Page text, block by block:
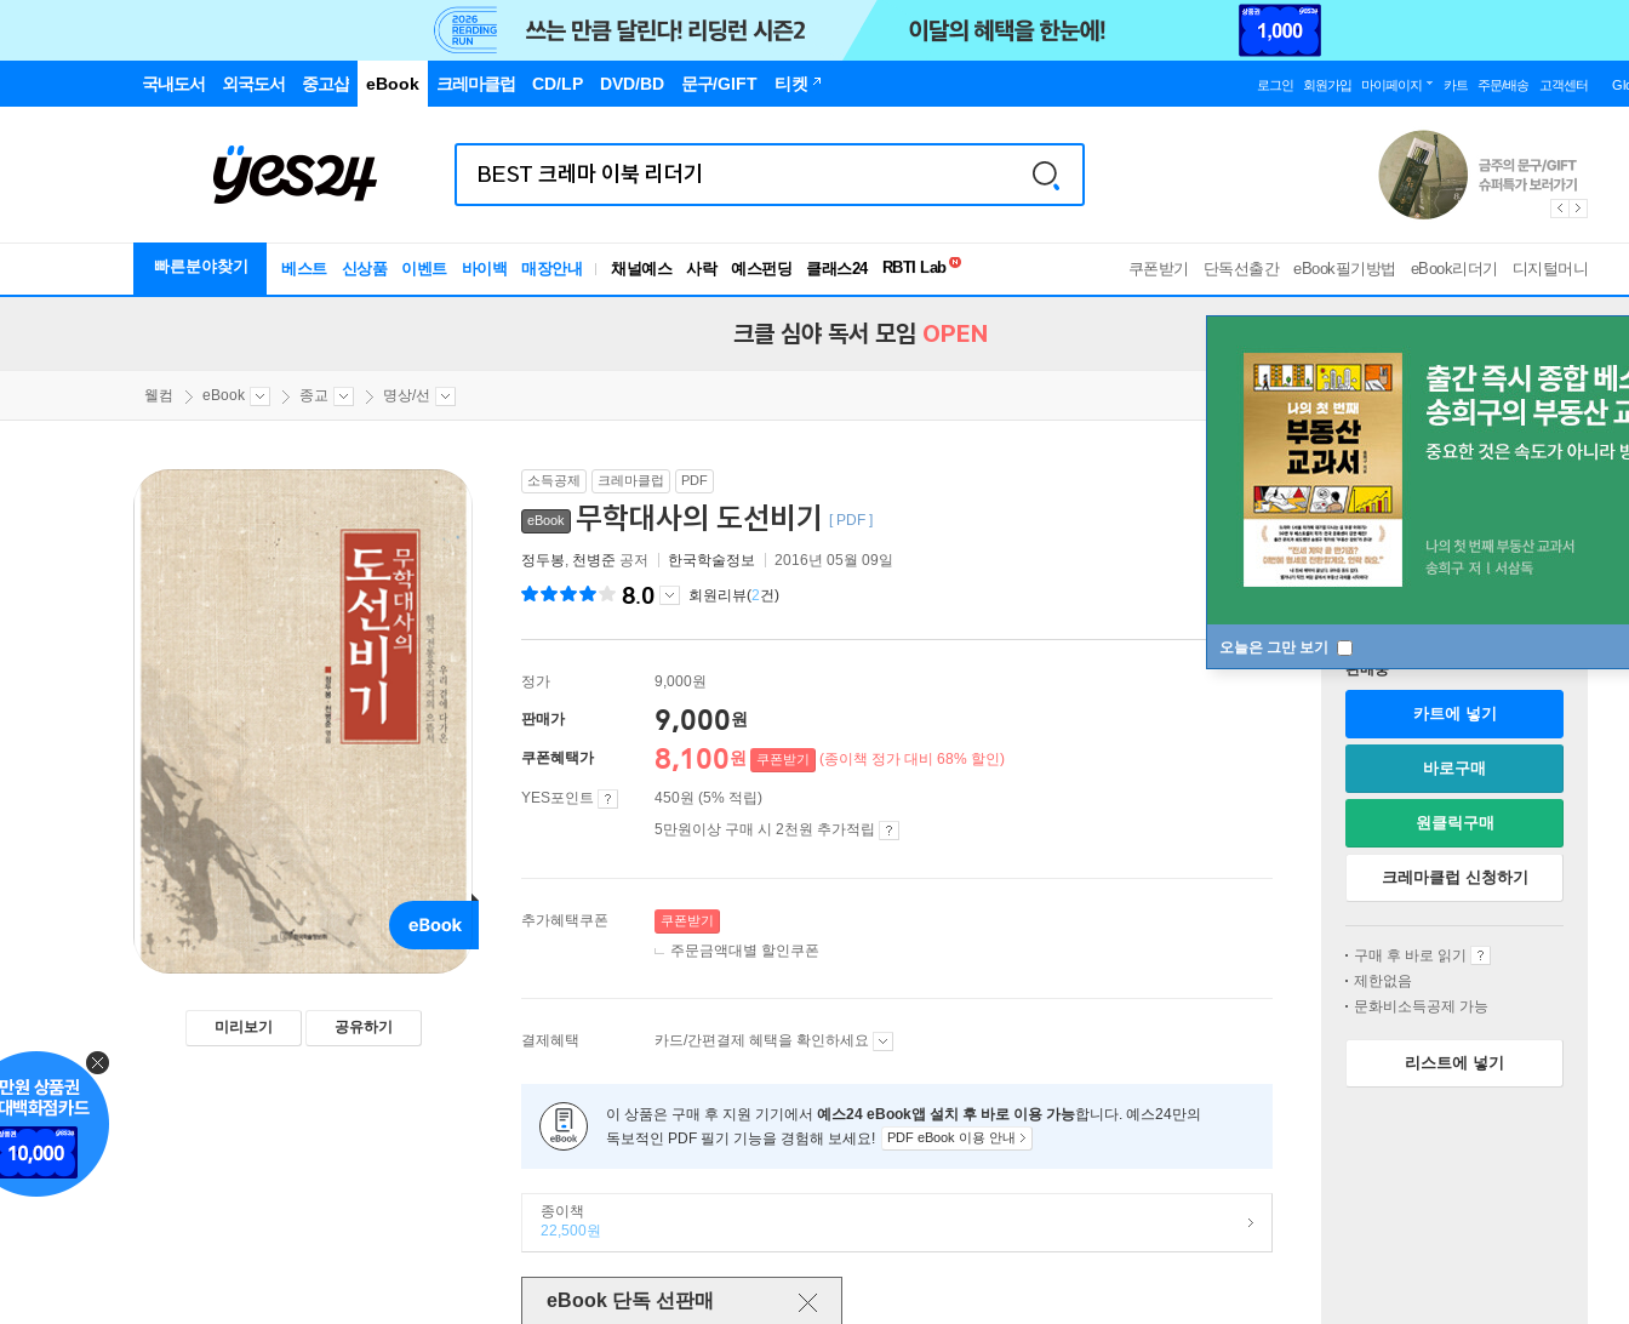
국내도서 외국도서 중고샵 eBook 크레마클럽 CD/LP DVD/BD 문구/GIFT 티켓 로그인 회원가입 마이페이지 카트 주문/배송 고객센터
빠른분야찾기 베스트 신상품 이벤트 바이백 매장안내 채널예스 사락 예스펀딩 클래스24
독서유형검사
쿠폰받기 단독선출간 eBook필기방법 eBook리더기 디지털머니
오늘은 그만 보기
크클 심야 독서 모임 OPEN
웰컴 eBook 종교 명상/선
미리보기 공유하기
소득공제 크레마클럽 PDF
eBook 무학대사의 도선비기 [ PDF ]
정두봉, 천병준 공저 한국학술정보 2016년 05월 09일
8.0 회원리뷰(2건)
정가 9,000원
판매가 9,000원
쿠폰혜택가 8,100원 쿠폰받기 (종이책 정가 대비 68% 할인)
YES포인트
450원 (5% 적립)
5만원이상 구매 시 2천원 추가적립
추가혜택쿠폰 쿠폰받기
주문금액대별 할인쿠폰
결제혜택 카드/간편결제 혜택을 확인하세요
이 상품은 구매 후 지원 기기에서 예스24 eBook앱 설치 후 바로 이용 가능합니다. 예스24만의
독보적인 PDF 필기 기능을 경험해 보세요!
PDF eBook 이용 안내
종이책
22,500원
eBook 단독 선판매
판매중
카트에 넣기
바로구매
원클릭구매
크레마클럽 신청하기
구매 후 바로 읽기
제한없음
문화비소득공제 가능
리스트에 넣기